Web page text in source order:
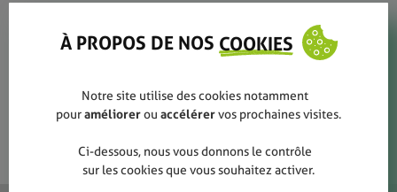
MAX_1541
À PROPOS DE NOS COOKIES
Notre site utilise des cookies notamment
pouraméliorerou accélérervos prochaines visites.
Ci-dessous, nous vous donnons le contrôle
sur les cookies que vous souhaitez activer.